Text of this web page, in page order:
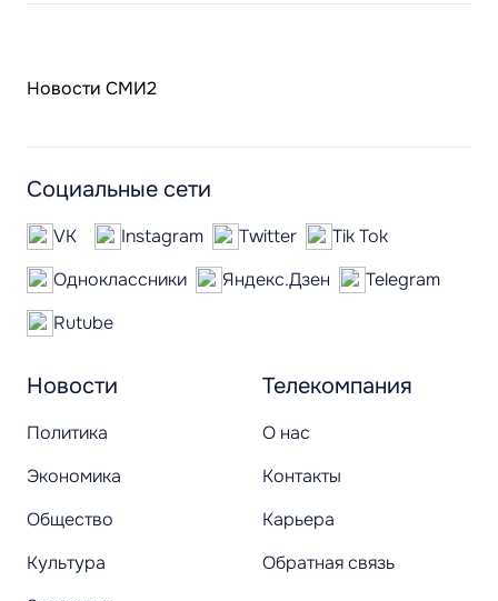
Новости СМИ2
Новости
Политика
Экономика
Общество
Культура
Телекомпания
О нас
Контакты
Карьера
Обратная связь
Социальные сети
VK Instagram Twitter
Tik Tok
Одноклассники
Яндекс.Дзен
Telegram
Rutube